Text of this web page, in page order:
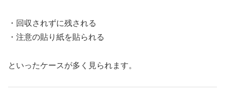
・回収されずに残される
・注意の貼り紙を貼られる
といったケースが多く見られます。